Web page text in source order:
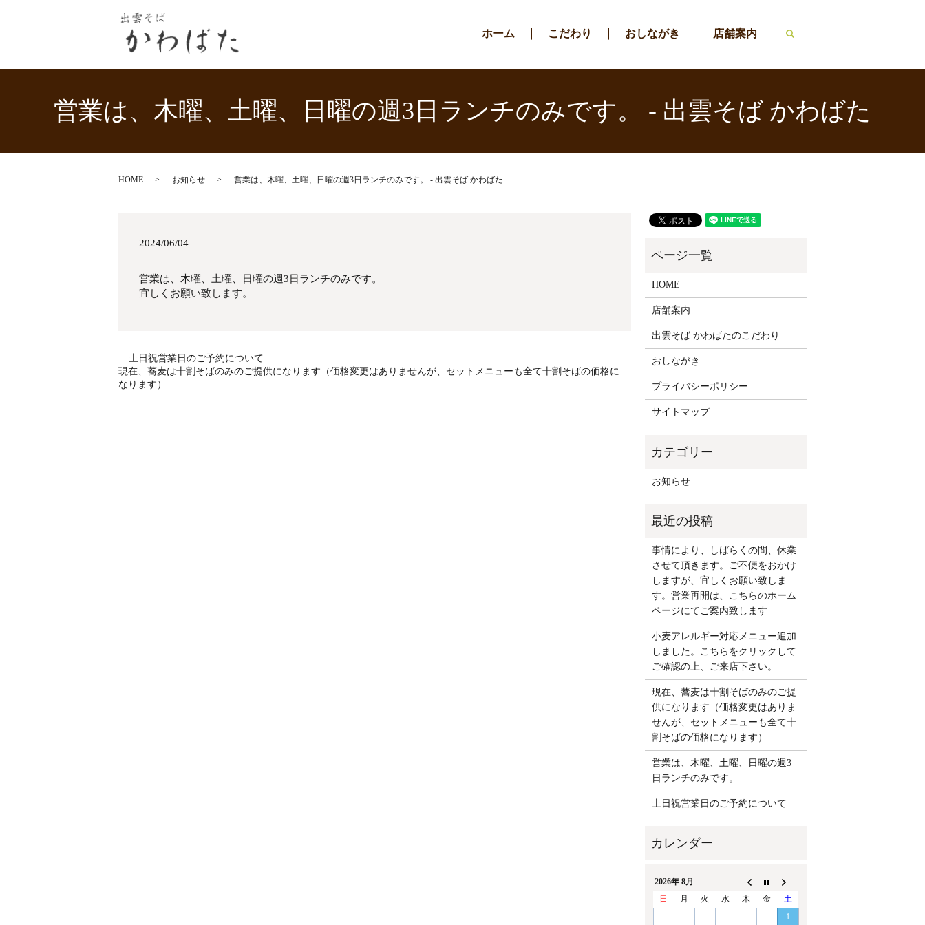
ホーム こだわり おしながき 店舗案内 search
営業は、木曜、土曜、日曜の週3日ランチのみです。 - 出雲そば かわばた
HOME お知らせ 営業は、木曜、土曜、日曜の週3日ランチのみです。 - 出雲そば かわばた
2024/06/04
営業は、木曜、土曜、日曜の週3日ランチのみです。
宜しくお願い致します。
土日祝営業日のご予約について
現在、蕎麦は十割そばのみのご提供になります（価格変更はありませんが、セットメニューも全て十割そばの価格に
なります）
HOME
店舗案内
出雲そば かわばたのこだわり
おしながき
プライバシーポリシー
サイトマップ
お知らせ
事情により、しばらくの間、休業
させて頂きます。ご不便をおかけ
しますが、宜しくお願い致しま
す。営業再開は、こちらのホーム
ページにてご案内致します
小麦アレルギー対応メニュー追加
しました。こちらをクリックして
ご確認の上、ご来店下さい。
現在、蕎麦は十割そばのみのご提
供になります（価格変更はありま
せんが、セットメニューも全て十
割そばの価格になります）
営業は、木曜、土曜、日曜の週3
日ランチのみです。
土日祝営業日のご予約について
2026年 8月
日
月 火 水 木 金
土
1